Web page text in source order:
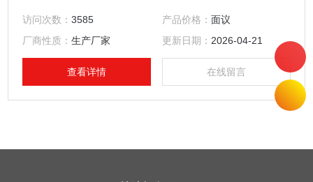
访问次数：3585 产品价格： 面议
厂商性质：生产厂家 更新日期： 2026-04-21
查看详情 在线留言